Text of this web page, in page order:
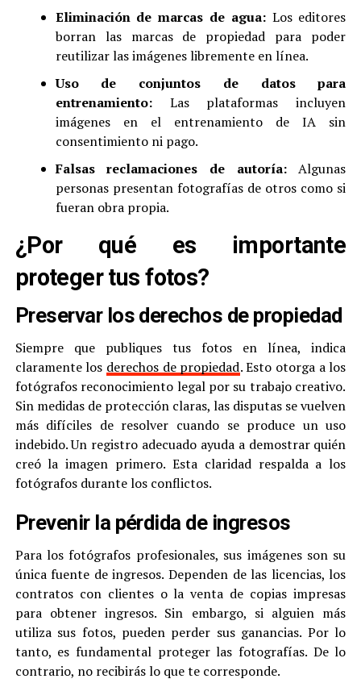
Eliminación de marcas de agua:Los editores
borran las marcas de propiedad para poder
reutilizar las imágenes libremente en línea.
Uso de conjuntos de datos para
entrenamiento:Las plataformas incluyen
imágenes en el entrenamiento de IA sin
consentimiento ni pago.
Falsas reclamaciones de autoría:Algunas
personas presentan fotografías de otros como si
fueran obra propia.
¿Por qué es importante
proteger tus fotos?
Preservar los derechos de propiedad
Siempre que publiques tus fotos en línea, indica
claramente los derechos de propiedad. Esto otorga a los
fotógrafos reconocimiento legal por su trabajo creativo.
Sin medidas de protección claras, las disputas se vuelven
más difíciles de resolver cuando se produce un uso
indebido. Un registro adecuado ayuda a demostrar quién
creó la imagen primero. Esta claridad respalda a los
fotógrafos durante los conflictos.
Prevenir la pérdida de ingresos
Para los fotógrafos profesionales, sus imágenes son su
única fuente de ingresos. Dependen de las licencias, los
contratos con clientes o la venta de copias impresas
para obtener ingresos. Sin embargo, si alguien más
utiliza sus fotos, pueden perder sus ganancias. Por lo
tanto, es fundamental proteger las fotografías. De lo
contrario, no recibirás lo que te corresponde.